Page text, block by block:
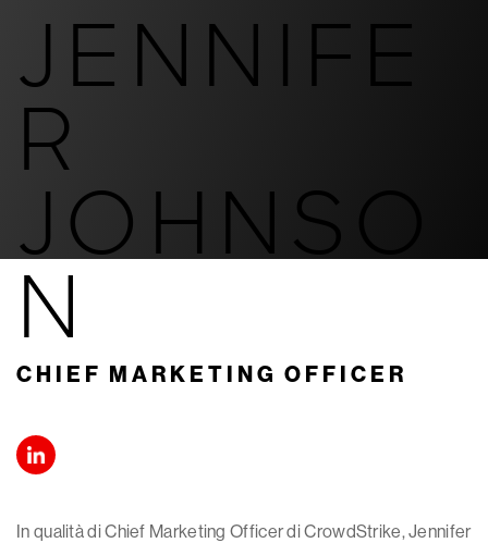
JENNIFE
R
JOHNSO
N
CHIEF MARKETING OFFICER
In qualità di Chief Marketing Officer di CrowdStrike, Jennifer